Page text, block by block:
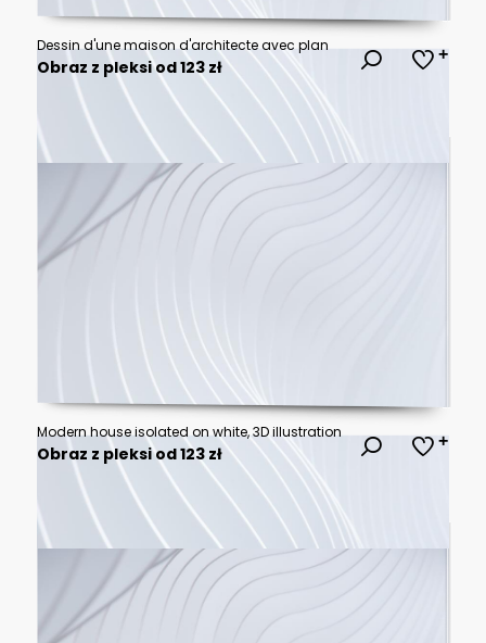
Dessin d'une maison d'architecte avec plan
Obraz z pleksi od 123 zł
Modern house isolated on white, 3D illustration
Obraz z pleksi od 123 zł